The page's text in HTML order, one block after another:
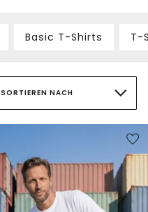
Basic T-Shirts T-
SORTIEREN NACH